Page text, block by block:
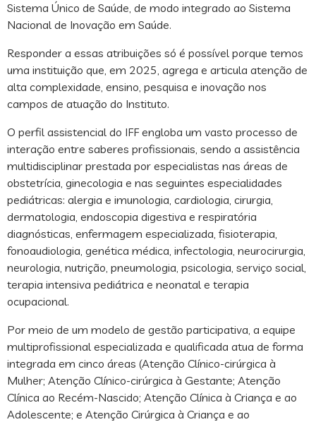
Sistema Único de Saúde, de modo integrado ao Sistema
Nacional de Inovação em Saúde.
Responder a essas atribuições só é possível porque temos
uma instituição que, em 2025, agrega e articula atenção de
alta complexidade, ensino, pesquisa e inovação nos
campos de atuação do Instituto.
O perfil assistencial do IFF engloba um vasto processo de
interação entre saberes profissionais, sendo a assistência
multidisciplinar prestada por especialistas nas áreas de
obstetrícia, ginecologia e nas seguintes especialidades
pediátricas: alergia e imunologia, cardiologia, cirurgia,
dermatologia, endoscopia digestiva e respiratória
diagnósticas, enfermagem especializada, fisioterapia,
fonoaudiologia, genética médica, infectologia, neurocirurgia,
neurologia, nutrição, pneumologia, psicologia, serviço social,
terapia intensiva pediátrica e neonatal e terapia
ocupacional.
Por meio de um modelo de gestão participativa, a equipe
multiprofissional especializada e qualificada atua de forma
integrada em cinco áreas (Atenção Clínico-cirúrgica à
Mulher; Atenção Clínico-cirúrgica à Gestante; Atenção
Clínica ao Recém-Nascido; Atenção Clínica à Criança e ao
Adolescente; e Atenção Cirúrgica à Criança e ao